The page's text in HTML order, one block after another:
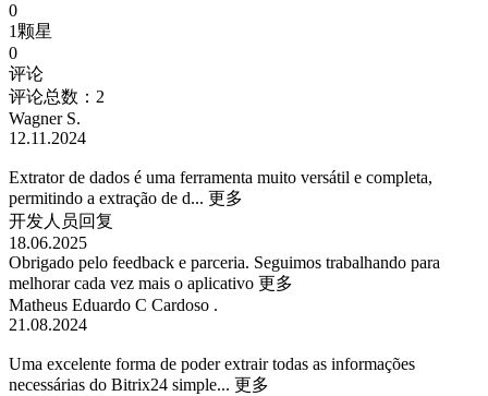
0
1颗星
0
评论
评论总数：2
Wagner S.
12.11.2024
Extrator de dados é uma ferramenta muito versátil e completa,
permitindo a extração de d... 更多
开发人员回复
18.06.2025
Obrigado pelo feedback e parceria. Seguimos trabalhando para
melhorar cada vez mais o aplicativo 更多
Matheus Eduardo C Cardoso .
21.08.2024
Uma excelente forma de poder extrair todas as informações
necessárias do Bitrix24 simple... 更多